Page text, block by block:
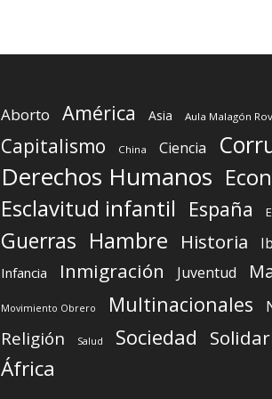
Aborto América Asia Aula Malagón
Capitalismo China Ciencia
Derechos Humanos
Esclavitud infantil España
Guerras Hambre Historia
Infancia Inmigración Juventud
Movimiento Obrero Multinacionales
Religión Salud Sociedad
África